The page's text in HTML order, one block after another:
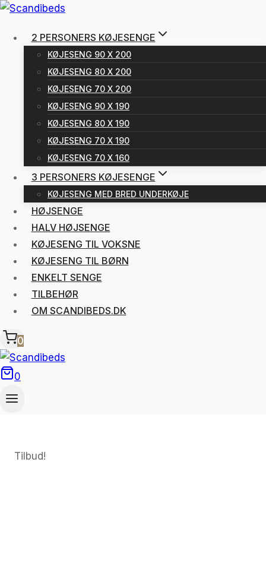
Fortsæt
indhold2 PERSONERS KØJESENGE
KØJESENG 90 X 200
KØJESENG 80 X 200
KØJESENG 70 X 200
KØJESENG 90 X 190
KØJESENG 80 X 190
KØJESENG 70 X 190
KØJESENG 70 X 160
3 PERSONERS KØJESENGE
KØJESENG MED BRED UNDERKØJE
HØJSENGE
HALV HØJSENGE
KØJESENG TIL VOKSNE
KØJESENG TIL BØRN
ENKELT SENGE
TILBEHØR
OM SCANDIBEDS.DK
0
0
Tilbud!